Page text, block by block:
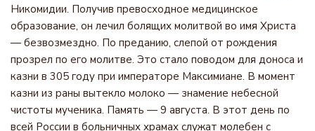
Никомидии. Получив превосходное медицинское
образование, он лечил болящих молитвой во имя Христа
— безвозмездно. По преданию, слепой от рождения
прозрел по его молитве. Это стало поводом для доноса и
казни в 305 году при императоре Максимиане. В момент
казни из раны вытекло молоко — знамение небесной
чистоты мученика. Память — 9 августа. В этот день по
всей России в больничных храмах служат молебен с